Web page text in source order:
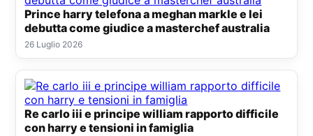
Prince harry telefona a meghan markle e lei
debutta come giudice a masterchef australia
26 Luglio 2026
Re carlo iii e principe william rapporto difficile
con harry e tensioni in famiglia